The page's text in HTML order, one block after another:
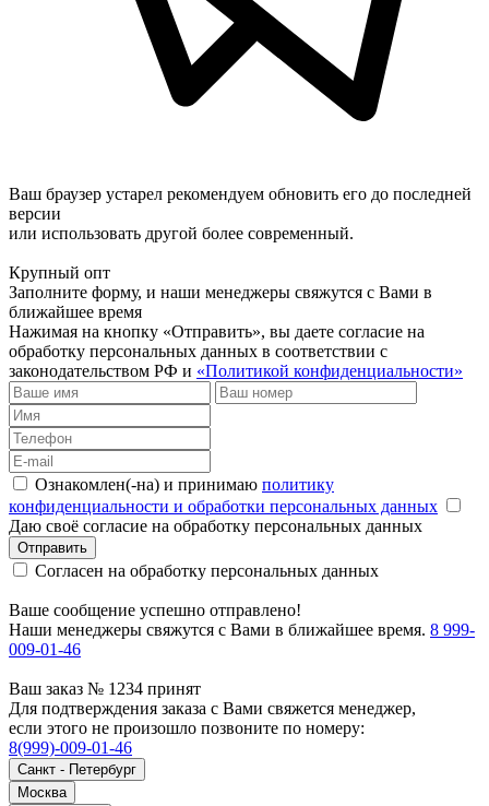
Ваш браузер устарел рекомендуем обновить его до последней
версии
или использовать другой более современный.
Крупный опт
Заполните форму, и наши менеджеры свяжутся с Вами в
ближайшее время
Нажимая на кнопку «Отправить», вы даете согласие на
обработку персональных данных в соответствии с
законодательством РФ и «Политикой конфиденциальности»
Ознакомлен(-на) и принимаю политику
конфиденциальности и обработки персональных данных
Даю своё согласие на обработку персональных данных
Отправить
Согласен на обработку персональных данных
Ваше сообщение успешно отправлено!
Наши менеджеры свяжутся с Вами в ближайшее время. 8 999-
009-01-46
Ваш заказ № 1234 принят
Для подтверждения заказа с Вами свяжется менеджер,
если этого не произошло позвоните по номеру:
8(999)-009-01-46
Санкт - Петербург
Москва